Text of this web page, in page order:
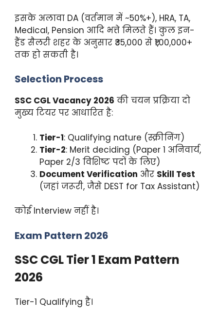
इसके अलावा DA (वर्तमान में ~50%+), HRA, TA,
Medical, Pension आदि भत्ते मिलते हैं। कुल इन-
हैंड सैलरी शहर के अनुसार ₹35,000 से ₹1,00,000+
तक हो सकती है।
Selection Process
SSC CGL Vacancy 2026 की चयन प्रक्रिया दो
मुख्य टियर पर आधारित है:
Tier-1: Qualifying nature (स्क्रीनिंग)
Tier-2: Merit deciding (Paper 1 अनिवार्य,
Paper 2/3 विशिष्ट पदों के लिए)
Document Verification और Skill Test
(जहां जरूरी, जैसे DEST for Tax Assistant)
कोई Interview नहीं है।
Exam Pattern 2026
SSC CGL Tier 1 Exam Pattern
2026
Tier-1 Qualifying है।